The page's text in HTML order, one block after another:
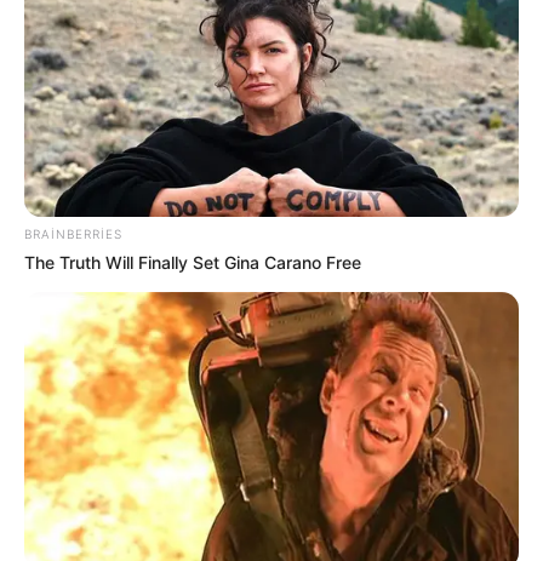
bürclər xəbər
Bizi Facebook-da
izləyin
Bizi Twitter-da
izləyin
Bizə yazın: (+99450) 247 90 86
ƏLAQƏLI MÖVZULAR
BRAINBERRIES
The Truth Will Finally Set Gina Carano Free